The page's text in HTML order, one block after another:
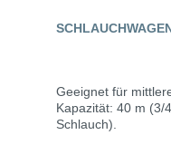
Geeignet für
Kapazität: 40 m (3/
Schlauch).